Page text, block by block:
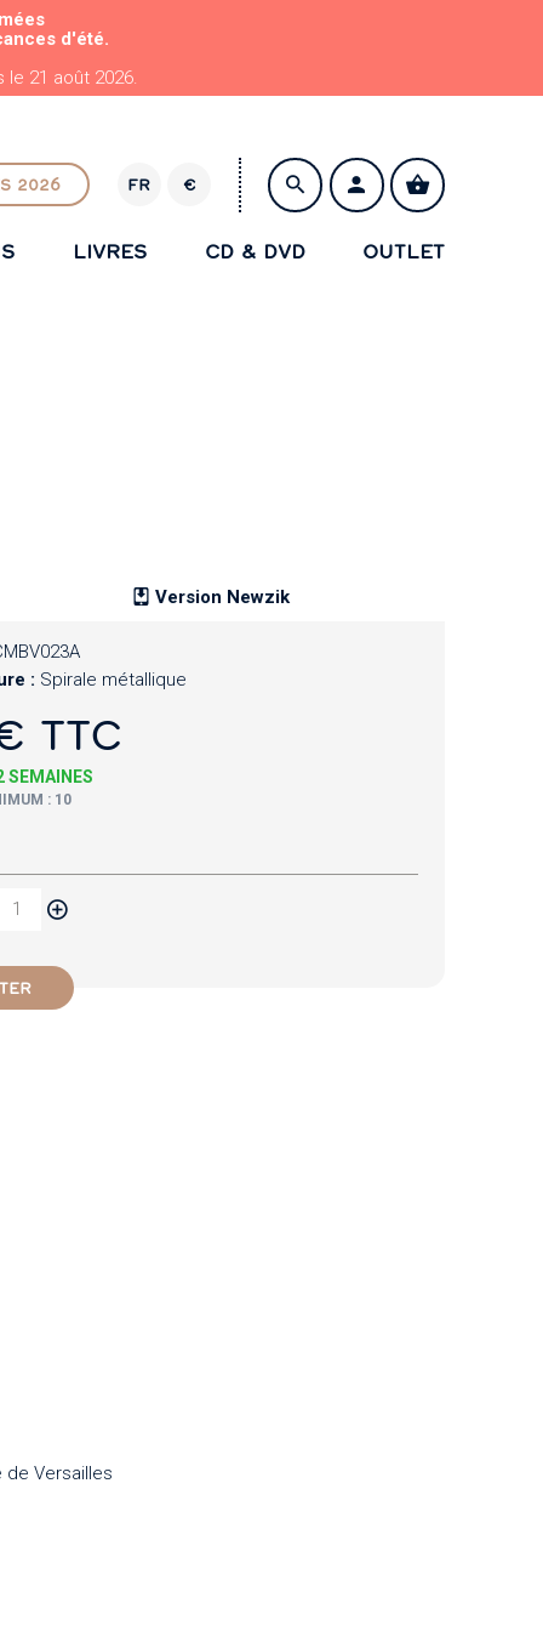
d'été.
21 août 2026.
2026 FR
R
€
LIVRES CD & DVD OUTLET
Version Newzik
: Spirale métallique
TTC
SEMAINES
: 10
de Versailles